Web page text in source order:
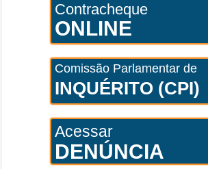
Contracheque
ONLINE
Comissão Parlamentar de
INQUÉRITO (CPI)
Acessar
DENÚNCIA